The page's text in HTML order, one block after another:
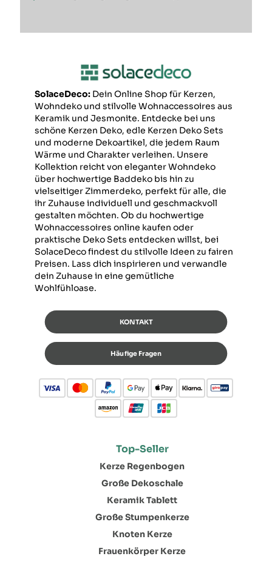
SolaceDeco: Dein Online Shop für Kerzen,
Wohndeko und stilvolle Wohnaccessoires aus
Keramik und Jesmonite. Entdecke bei uns
schöne Kerzen Deko, edle Kerzen Deko Sets
und moderne Dekoartikel, die jedem Raum
Wärme und Charakter verleihen. Unsere
Kollektion reicht von eleganter Wohndeko
über hochwertige Baddeko bis hin zu
vielseitiger Zimmerdeko, perfekt für alle, die
ihr Zuhause individuell und geschmackvoll
gestalten möchten. Ob du hochwertige
Wohnaccessoires online kaufen oder
praktische Deko Sets entdecken willst, bei
SolaceDeco findest du stilvolle Ideen zu fairen
Preisen. Lass dich inspirieren und verwandle
dein Zuhause in eine gemütliche
Wohlfühloase.
KONTAKT
Häufige Fragen
Top-Seller
Kerze Regenbogen
Große Dekoschale
Keramik Tablett
Große Stumpenkerze
Knoten Kerze
Frauenkörper Kerze